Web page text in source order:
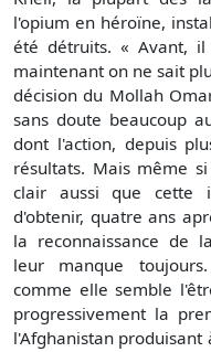
l'opium en héroïne,
été détruits. « Avant,
maintenant on ne sait
décision du Mollah
sans doute beaucoup
dont l'action, depuis
résultats. Mais même
clair aussi que cette
d'obtenir, quatre ans
la reconnaissance de
leur manque
comme elle semble
progressivement la
l'Afghanistan produisant